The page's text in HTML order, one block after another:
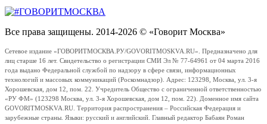
Все права защищены. 2014-2026 © «Говорит Москва»
Сетевое издание «ГОВОРИТМОСКВА.РУ/GOVORITMOSKVA.RU». Предназначено для
лиц старше 16 лет. Свидетельство о регистрации СМИ Эл № 77-64961 от 04 марта 2016
года выдано Федеральной службой по надзору в сфере связи, информационных
технологий и массовых коммуникаций (Роскомнадзор). Адрес: 123298, Москва, ул. 3-я
Хорошевская, дом 12, пом. 22. Учредитель Общество с ограниченной ответственностью
«РУ ФМ» (123298 Москва, ул. 3-я Хорошевская, дом 12, пом. 22). Доменное имя сайта
GOVORITMOSKVA.RU. Территория распространения – Российская Федерация и
зарубежные страны. Языки: русский и английский. Главный редактор Бабаян Роман